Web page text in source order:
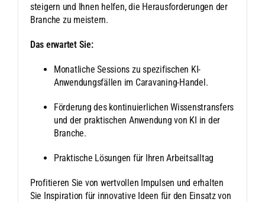
steigern und Ihnen helfen, die Herausforderungen der
Branche zu meistern.
Das erwartet Sie:
Monatliche Sessions zu spezifischen KI-
Anwendungsfällen im Caravaning-Handel.
Förderung des kontinuierlichen Wissenstransfers
und der praktischen Anwendung von KI in der
Branche.
Praktische Lösungen für Ihren Arbeitsalltag
Profitieren Sie von wertvollen Impulsen und erhalten
Sie Inspiration für innovative Ideen für den Einsatz von